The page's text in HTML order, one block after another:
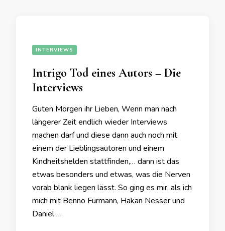
INTERVIEWS
Intrigo Tod eines Autors – Die
Interviews
Guten Morgen ihr Lieben, Wenn man nach
längerer Zeit endlich wieder Interviews
machen darf und diese dann auch noch mit
einem der Lieblingsautoren und einem
Kindheitshelden stattfinden,… dann ist das
etwas besonders und etwas, was die Nerven
vorab blank liegen lässt. So ging es mir, als ich
mich mit Benno Fürmann, Hakan Nesser und
Daniel …